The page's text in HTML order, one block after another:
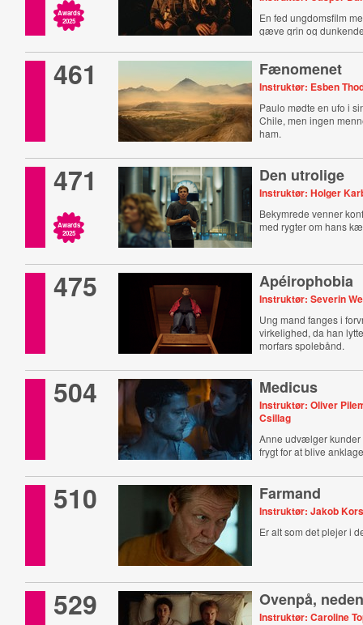
Awards
2025
En fed ungdomsfilm
gæve grin og
461 Fænomenet
Instruktør: Esben
Paulo mødte en ufo i
Chile, men ingen
ham.
471
Awards
2025
Den utrolige
Instruktør: Holger
Bekymrede venner
med rygter om hans
475 Apéirophobia
Instruktør: Severin
Ung mand fanges i
virkelighed, da han
morfars spolebånd.
504 Medicus
Instruktør: Oliver
Csillag
Anne udvælger kunder
frygt for at blive
510 Farmand
Instruktør: Jakob
Er alt som det plejer i
529 Ovenpå,
Instruktør: Caroline